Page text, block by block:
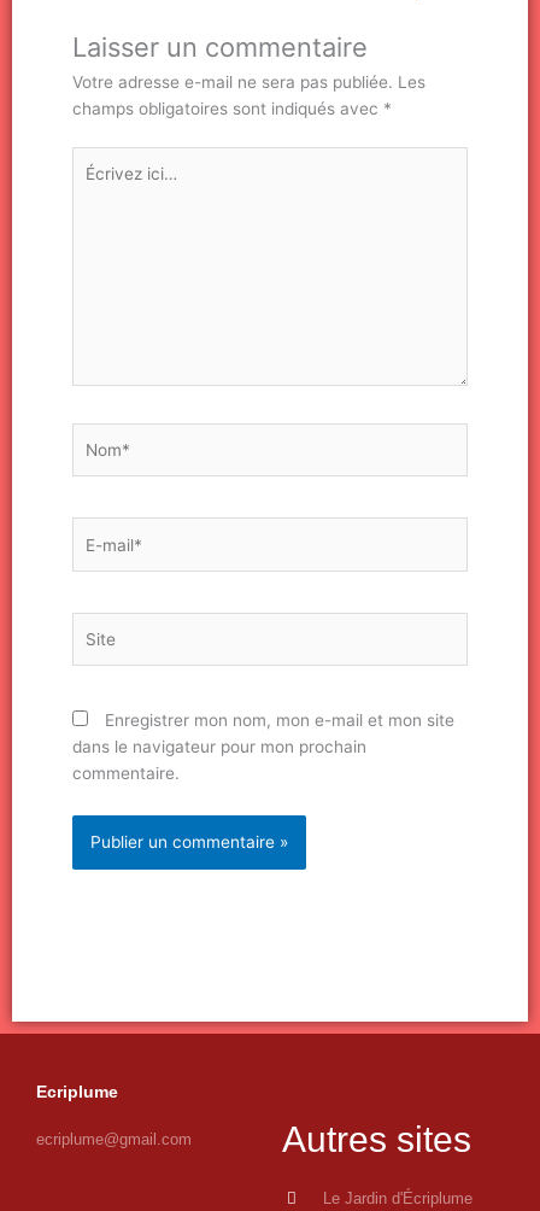
Laisser un commentaire
Votre adresse e-mail ne sera pas publiée. Les
champs obligatoires sont indiqués avec *
Écrivez
ici…
mail*
Enregistrer mon nom, mon e-mail et mon site
dans le navigateur pour mon prochain
commentaire.
Ecriplume
ecriplume@gmail.com Autres sites
Le Jardin d'Écriplume